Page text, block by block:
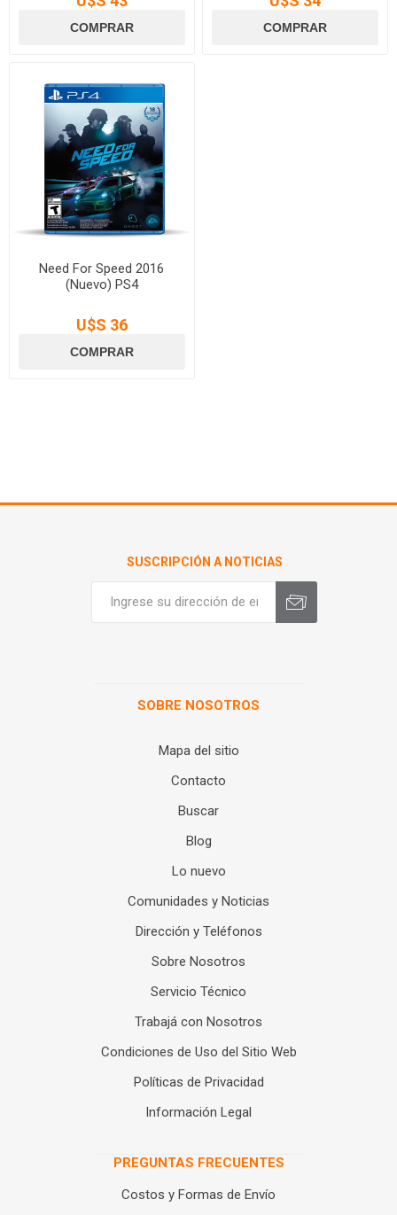
Need For Speed 2016
(Nuevo) PS4
U$S 36
SUSCRIPCIÓN A NOTICIAS
SOBRE NOSOTROS
Mapa del sitio
Contacto
Buscar
Blog
Lo nuevo
Comunidades y Noticias
Dirección y Teléfonos
Sobre Nosotros
Servicio Técnico
Trabajá con Nosotros
Condiciones de Uso del Sitio Web
Políticas de Privacidad
Información Legal
PREGUNTAS FRECUENTES
Costos y Formas de Envío